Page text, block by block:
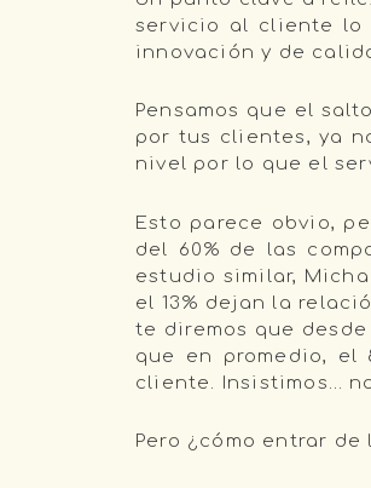
servicio al cliente lo
innovación y de
Pensamos que el
por tus clientes, ya
nivel por lo que el
Esto parece obvio,
del 60% de las
estudio similar,
el 13% dejan la
te diremos que
que en promedio, el
cliente. Insistimos…
Pero ¿cómo entrar